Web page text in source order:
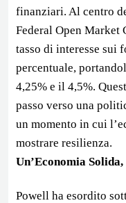
finanziari. Al centro
Federal Open Market
tasso di interesse sui
percentuale,
4,25% e il 4,5%.
passo verso una
un momento in cui
mostrare resilienza.
Un’Economia
Powell ha esordito